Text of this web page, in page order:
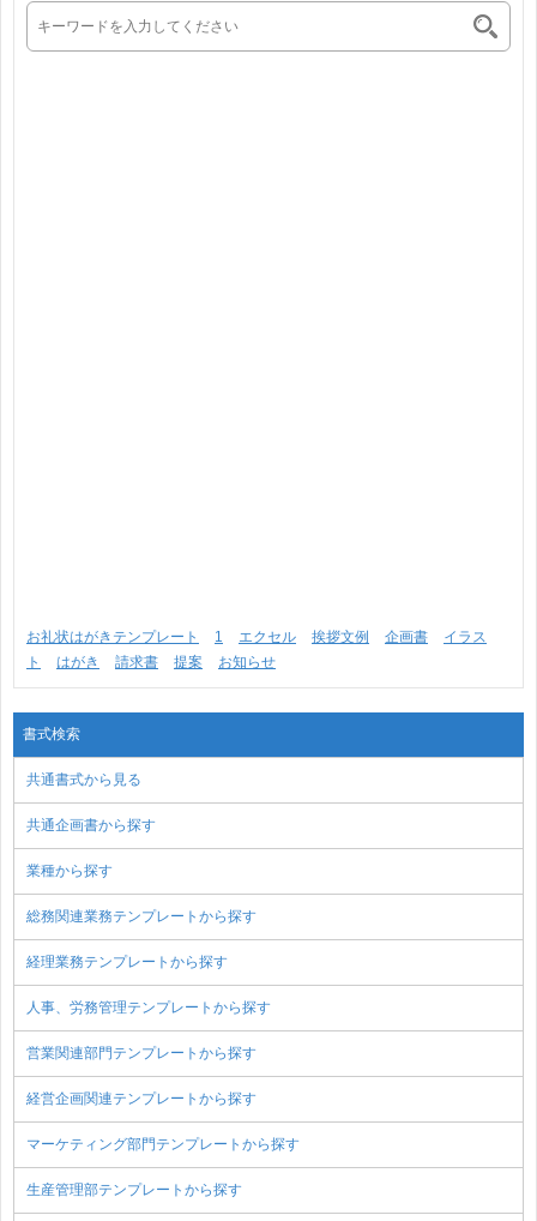
お礼状はがきテンプレート 1 エクセル 挨拶文例 企画書
イラス
ト
はがき 請求書 提案 お知らせ
書式検索
共通書式から見る
共通企画書から探す
業種から探す
総務関連業務テンプレートから探す
経理業務テンプレートから探す
人事、労務管理テンプレートから探す
営業関連部門テンプレートから探す
経営企画関連テンプレートから探す
マーケティング部門テンプレートから探す
生産管理部テンプレートから探す